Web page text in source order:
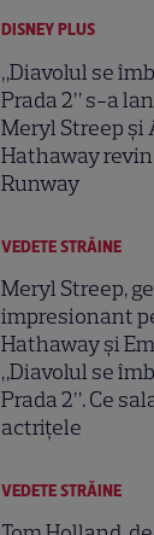
DISNEY PLUS
„Diavolul se
Prada 2” s-a
Meryl Streep și
Hathaway
Runway
VEDETE STRĂINE
Meryl Streep,
impresionant
Hathaway și
„Diavolul se
Prada 2”. Ce
actrițele
VEDETE STRĂINE